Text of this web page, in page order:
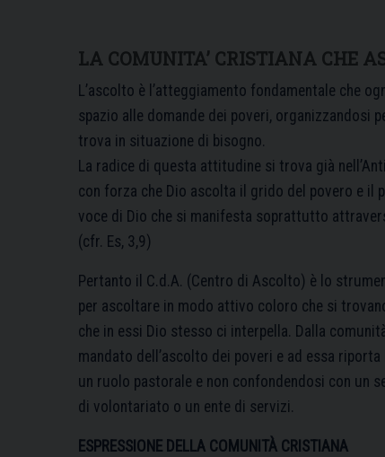
LA COMUNITA’ CRISTIANA CHE
L’ascolto è l’atteggiamento fondamentale che
spazio alle domande dei poveri, organizzandosi
trova in situazione di bisogno.
La radice di questa attitudine si trova già
con forza che Dio ascolta il grido del povero e il
voce di Dio che si manifesta soprattutto
(cfr. Es, 3,9)
Pertanto il C.d.A. (Centro di Ascolto) è lo
per ascoltare in modo attivo coloro che si
che in essi Dio stesso ci interpella. Dalla
mandato dell’ascolto dei poveri e ad essa
un ruolo pastorale e non confondendosi con un
di volontariato o un ente di servizi.
ESPRESSIONE DELLA COMUNITÀ CRISTIANA